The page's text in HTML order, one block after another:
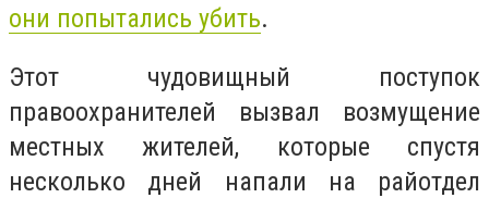
они попытались убить.
Этот чудовищный поступок
правоохранителей вызвал возмущение
местных жителей, которые спустя
несколько дней напали на райотдел